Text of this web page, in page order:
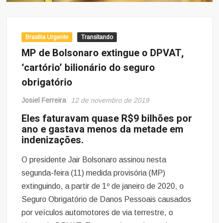
Brasília Urgente Transitando
MP de Bolsonaro extingue o DPVAT,
‘cartório’ bilionário do seguro
obrigatório
Josiel Ferreira 12 de novembro de 2019
Eles faturavam quase R$9 bilhões por
ano e gastava menos da metade em
indenizações.
O presidente Jair Bolsonaro assinou nesta
segunda-feira (11) medida provisória (MP)
extinguindo, a partir de 1º de janeiro de 2020, o
Seguro Obrigatório de Danos Pessoais causados
por veículos automotores de via terrestre, o